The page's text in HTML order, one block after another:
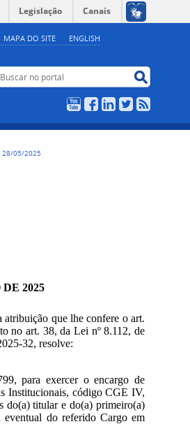
MAPA DO SITE ENGLISH
Legislação Canais
Buscar no portal
YouTubeFacebookLinkedIn
Twitter
28/05/2025
2025
atribuição que lhe confere o art.
no art. 38, da Lei nº 8.112, de
32, resolve:
para exercer o encargo de
Institucionais, código CGE IV,
do(a) titular e do(a) primeiro(a)
eventual do referido Cargo em